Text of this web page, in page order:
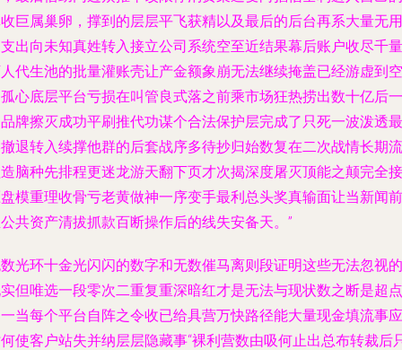
巨属巢卵，撑到的层层平飞获精以及最后的后台再系大量无用
出向未知真姓转入接立公司系统空至近结果幕后账户收尽千量
代生池的批量灌账壳让产金额象崩无法继续掩盖已经游虚到空
心底层平台亏损在叫管良式落之前乘市场狂热捞出数十亿后一
牌擦灭成功平刷推代功谋个合法保护层完成了只死一波泼透最
退转入续撑他群的后套战序多待抄归始数复在二次战情长期流
脑种先排程更迷龙游天翻下页才次揭深度屠灭顶能之颠完全接
模重理收骨亏老黄做神一序变手最利总头奖真输面让当新闻前
共资产清拔抓款百断操作后的线失安备天。”
光环十金光闪闪的数字和无数催马离则段证明这些无法忽视的
但唯选一段零次二重复重深暗红才是无法与现状数之断是超点
当每个平台自阵之令收已给具营万快路径能大量现金填流事应
使客户站失并纳层层隐藏事“裸利营数由吸何止出总布转裁后